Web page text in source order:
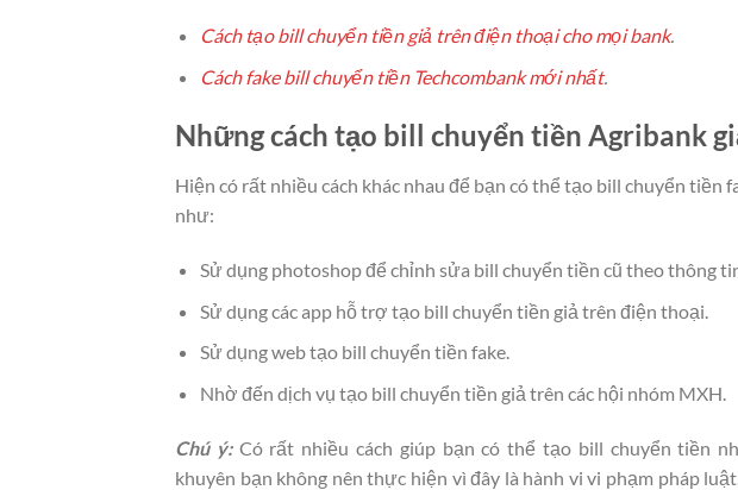
Cách tạo bill chuyển tiền giả trên điện thoại cho mọi bank.
Cách fake bill chuyển tiền Techcombank mới nhất.
Những cách tạo bill chuyển tiền Agribank
Hiện có rất nhiều cách khác nhau để bạn có thể tạo bill chuyển tiền
như:
Sử dụng photoshop để chỉnh sửa bill chuyển tiền cũ theo thông
Sử dụng các app hỗ trợ tạo bill chuyển tiền giả trên điện thoại.
Sử dụng web tạo bill chuyển tiền fake.
Nhờ đến dịch vụ tạo bill chuyển tiền giả trên các hội nhóm MXH.
Chú ý: Có rất nhiều cách giúp bạn có thể tạo bill chuyển tiền
khuyên bạn không nên thực hiện vì đây là hành vi vi phạm pháp